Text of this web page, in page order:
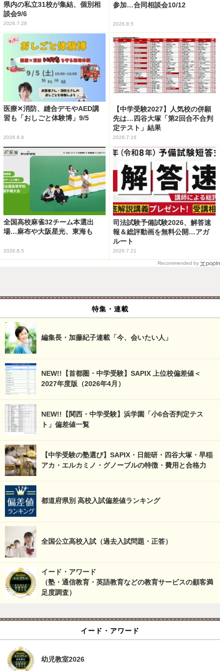
県内の私立31校が集結、個別相
談会9/6
2026.7.28
参加…合同相談会10/12
2026.8.5
医療✕消防、縫合デモやAED講
習も「おしごと体験博」9/5
2026.8.6
【中学受験2027】人気校の併願
先は…四谷大塚「第2回合不合判
定テスト」結果
2026.7.16
全国高校麻雀32チーム本選出
場…麻布や大阪星光、東海も
2026.8.5
司法試験予備試験2026、解答速
報＆総評動画を無料公開…アガ
ルート
2026.7.21
Recommended by
特集・連載
編集長・加藤紀子連載「今、会いたい人」
NEW!!【首都圏・中学受験】SAPIX 上位校偏差値＜
2027年度版（2026年4月）
NEW!!【関西・中学受験】浜学園「小6合否判定テス
ト」偏差値一覧
【中学受験の塾選び】SAPIX・日能研・四谷大塚・早稲
アカ・エルカミノ・グノーブルの特徴・費用と合格力
都道府県別 高校入試偏差値ランキング
全国公立高校入試（過去入試問題・正答）
イード・アワード
（塾・通信教育・英語教育などの教育サービスの顧客満
足度調査）
イード・アワード
幼児教室2026